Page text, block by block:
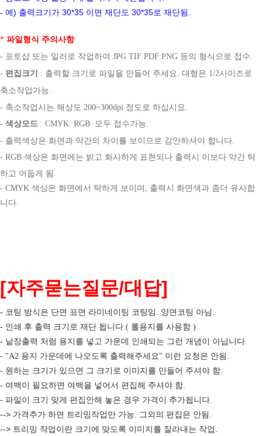
- 예) 출력크기가 30*35 이면 재단도 30*35로 재단됨.
* 파일형식 주의사항
- 포토샵 또는 일러로 작업하여 JPG TIF PDF PNG 등의 형식으로 접수.
- 편집크기
: 출력할 크기로 파일을 만들어 주세요. 대형은 1/2사이즈로
축소작업가능.
- 축소작업시는 해상도 200~300dpi 정도로 하십시요.
- 색상모드 : CMYK. RGB 모두 접수가능.
- 출력색상은 화면과 약간의 차이를 보이므로 감안하셔야 합니다.
- RGB 색상은 화면에는 밝고 화사하게 표현되나 출력시 이보다 약간 탁
하고 어둡게 됨.
- CMYK 색상은 화면에서 탁하게 보이며, 출력시 화면색과 좀더 유사합
니다.
[자주묻는질문/대답]
- 코팅 방식은 단면 표면 라미네이팅 코팅임. 양면코팅 아님.
- 인쇄 후 출력 크기로 재단 됩니다.( 롤용지를 사용함 )
- 낱장출력 처럼 용지를 넣고 가운데 인쇄되는 그런 개념이 아닙니다.
- "A2 용지 가운데에 나오도록 출력해주세요" 이런 요청은 안됨.
- 원하는 크기가 있으면 그 크기로 이미지를 만들어 주셔야 함.
- 여백이 필요하면 여백을 넣어서 편집해 주셔야 함.
- 파일이 크기 맞게 편집안해 놓은 경우 가격이 추가됩니다.
--> 가격추가 하면 트리밍작업만 가능. 그외의 편집은 안됨.
--> 트리밍 작업이란 크기에 맞도록 이미지를 잘라내는 작업.